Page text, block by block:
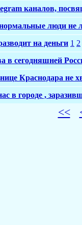
каналов,
люди не
на деньги 1 2
в сегодняшней
Краснодара не
в городе ,
<<